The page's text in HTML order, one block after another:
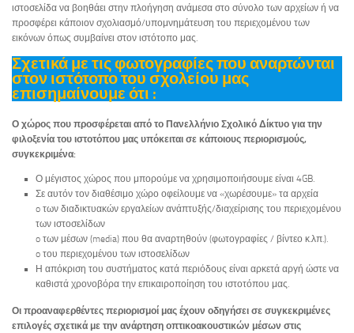
ιστοσελίδα να βοηθάει στην πλοήγηση ανάμεσα στο σύνολο των αρχείων ή να
προσφέρει κάποιον σχολιασμό/υπομνημάτευση του περιεχομένου των
εικόνων όπως συμβαίνει στον ιστότοπο μας.
Σχετικά με τις φωτογραφίες που αναρτώνται
στον ιστότοπο του σχολείου μας
επισημαίνουμε ότι :
Ο χώρος που προσφέρεται από το Πανελλήνιο Σχολικό Δίκτυο για την
φιλοξενία του ιστοτόπου μας υπόκειται σε κάποιους περιορισμούς,
συγκεκριμένα:
Ο μέγιστος χώρος που μπορούμε να χρησιμοποιήσουμε είναι 4GB.
Σε αυτόν τον διαθέσιμο χώρο οφείλουμε να «χωρέσουμε» τα αρχεία
o των διαδικτυακών εργαλείων ανάπτυξής/διαχείρισης του περιεχομένου
των ιστοσελίδων
o των μέσων (media) που θα αναρτηθούν (φωτογραφίες / βίντεο κ.λπ.).
o του περιεχομένου των ιστοσελίδων
Η απόκριση του συστήματος κατά περιόδους είναι αρκετά αργή ώστε να
καθιστά χρονοβόρα την επικαιροποίηση του ιστοτόπου μας.
Οι προαναφερθέντες περιορισμοί μας έχουν οδηγήσει σε συγκεκριμένες
επιλογές σχετικά με την ανάρτηση οπτικοακουστικών μέσων στις